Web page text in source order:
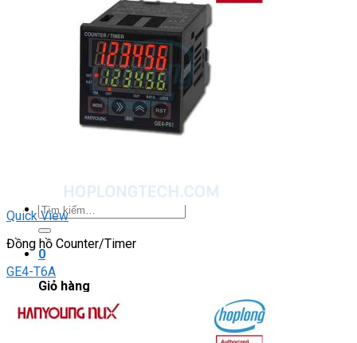
DRIVER / MOTOR STEP
ĐÈN BÁO
Đèn báo quay
Đèn báo panel tròn
Đèn báo tháp
Đèn báo khác
CHUYỂN MẠCH / NÚT NHẤN
Chuyển mạch có khóa
Công tắc dừng khẩn
Tìm
kiếm:
0
Giỏ hàng
Chưa có sản phẩm trong giỏ hàng.
Quick View
Đồng hồ Counter/Timer
GE4-T6A